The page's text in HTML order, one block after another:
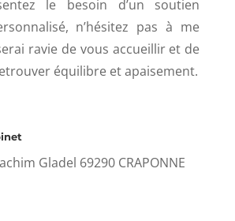
le besoin d’un soutien
n’hésitez pas à me
ravie de vous accueillir et de
équilibre et apaisement.
Gladel 69290 CRAPONNE